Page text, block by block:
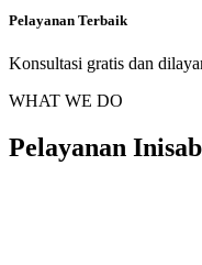
Pelayanan Terbaik
Konsultasi gratis dan
WHAT WE DO
Pelayanan